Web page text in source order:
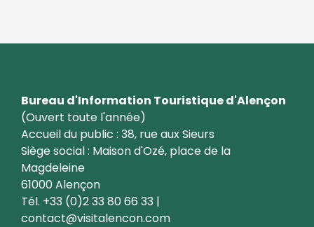
Bureau d'Information Touristique d'Alençon
(Ouvert toute l'année)
Accueil du public : 38, rue aux Sieurs
Siège social : Maison d'Ozé, place de la
Magdeleine
61000 Alençon
Tél. +33 (0)2 33 80 66 33 |
contact@visitalencon.com